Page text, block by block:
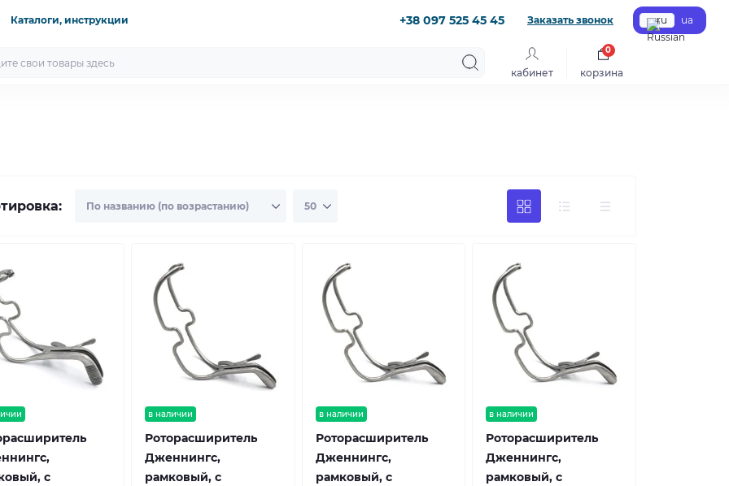
Каталоги, инструкции +38 097 525 45 45 Заказать звонок ru ua
кабинет корзина
0
с
в наличии
Роторасширитель
Дженнингс,
рамковый, с
в наличии
Роторасширитель
Дженнингс,
рамковый, с
в наличии
Роторасширитель
Дженнингс,
рамковый, с